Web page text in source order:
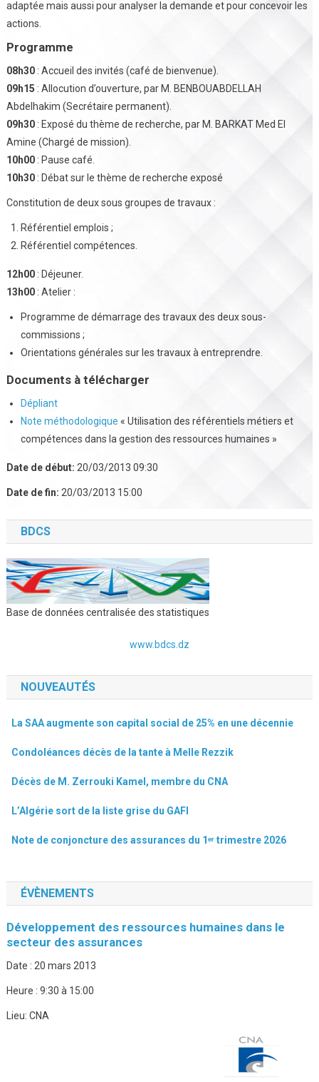
adaptée mais aussi pour analyser la demande et pour concevoir les
actions.
Programme
08h30: Accueil des invités (café de bienvenue).
09h15 : Allocution d’ouverture, par M. BENBOUABDELLAH
Abdelhakim (Secrétaire permanent).
09h30: Exposé du thème de recherche, par M. BARKAT Med El
Amine (Chargé de mission).
10h00: Pause café.
10h30: Débat sur le thème de recherche exposé
Constitution de deux sous groupes de travaux :
Référentiel emplois ;
Référentiel compétences.
12h00: Déjeuner.
13h00: Atelier :
Programme de démarrage des travaux des deux sous-
commissions ;
Orientations générales sur les travaux à entreprendre.
Documents à télécharger
Dépliant
Note méthodologique « Utilisation des référentiels métiers et
compétences dans la gestion des ressources humaines »
Date de début: 20/03/2013 09:30
Date de fin: 20/03/2013 15:00
BDCS
Base de données centralisée des statistiques
www.bdcs.dz
NOUVEAUTÉS
La SAA augmente son capital social de 25% en une décennie
Condoléances décès de la tante à Melle Rezzik
Décès de M. Zerrouki Kamel, membre du CNA
L’Algérie sort de la liste grise du GAFI
Note de conjoncture des assurances du 1ᵉʳ trimestre 2026
ÉVÈNEMENTS
Développement des ressources humaines dans le
secteur des assurances
Date : 20 mars 2013
Heure : 9:30 à 15:00
Lieu: CNA